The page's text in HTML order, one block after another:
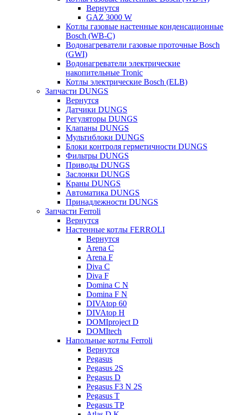
Вернутся
GAZ 3000 W
Котлы газовые настенные конденсационные
Bosch (WB-C)
Водонагреватели газовые проточные Bosch
(GWI)
Водонагреватели электрические
накопительные Tronic
Котлы электрические Bosch (ELB)
Запчасти DUNGS
Вернутся
Датчики DUNGS
Регуляторы DUNGS
Клапаны DUNGS
Мультиблоки DUNGS
Блоки контроля герметичности DUNGS
Фильтры DUNGS
Приводы DUNGS
Заслонки DUNGS
Краны DUNGS
Автоматика DUNGS
Принадлежности DUNGS
Запчасти Ferroli
Вернутся
Настенные котлы FERROLI
Вернутся
Arena C
Arena F
Diva C
Diva F
Domina C N
Domina F N
DIVAtop 60
DIVAtop H
DOMIproject D
DOMItech
Напольные котлы Ferroli
Вернутся
Pegasus
Pegasus 2S
Pegasus D
Pegasus F3 N 2S
Pegasus T
Pegasus TP